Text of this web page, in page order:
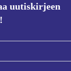
uutiskirjeen